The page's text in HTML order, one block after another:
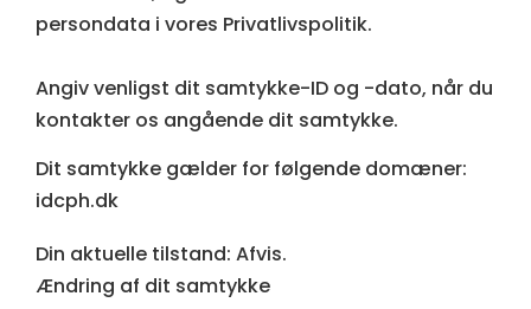
persondata i vores Privatlivspolitik.
Angiv venligst dit samtykke-ID og -dato, når du
kontakter os angående dit samtykke.
Dit samtykke gælder for følgende domæner:
idcph.dk
Din aktuelle tilstand: Afvis.
Ændring af dit samtykke